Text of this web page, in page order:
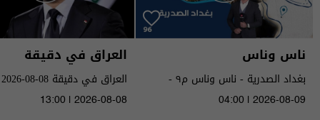
ناس وناس
بغداد الصدرية - ناس وناس م٩ -
الحلقة ٩٦ | الموسم 9
04:00 | 2026-08-09
العراق في دقيقة
العراق في دقيقة 08-08-2026 | 2026
13:00 | 2026-08-08